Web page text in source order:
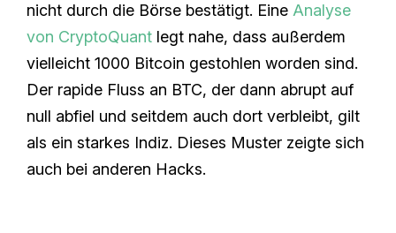
nicht durch die Börse bestätigt. Eine Analyse
von CryptoQuant legt nahe, dass außerdem
vielleicht 1000 Bitcoin gestohlen worden sind.
Der rapide Fluss an BTC, der dann abrupt auf
null abfiel und seitdem auch dort verbleibt, gilt
als ein starkes Indiz. Dieses Muster zeigte sich
auch bei anderen Hacks.